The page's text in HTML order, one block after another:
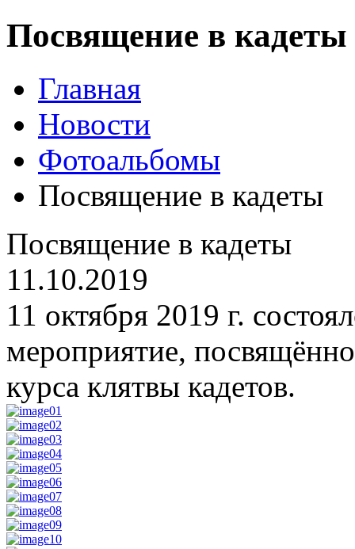
Посвящение в кадеты
Главная
Новости
Фотоальбомы
Посвящение в кадеты
Посвящение в кадеты
11.10.2019
11 октября 2019 г.
мероприятие,
курса клятвы кадетов.